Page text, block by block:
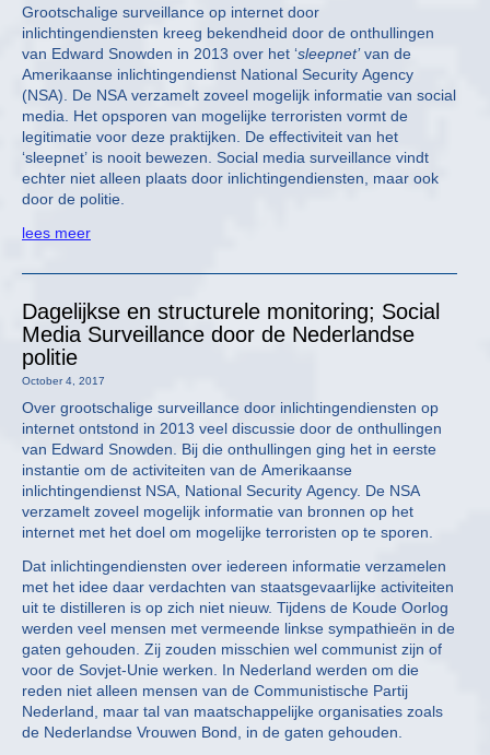
Grootschalige surveillance op internet door
inlichtingendiensten kreeg bekendheid door de onthullingen
van Edward Snowden in 2013 over het ‘sleepnet’van de
Amerikaanse inlichtingendienst National Security Agency
(NSA). De NSA verzamelt zoveel mogelijk informatie van social
media. Het opsporen van mogelijke terroristen vormt de
legitimatie voor deze praktijken. De effectiviteit van het
‘sleepnet’ is nooit bewezen. Social media surveillance vindt
echter niet alleen plaats door inlichtingendiensten, maar ook
door de politie.
lees meer
Dagelijkse en structurele monitoring; Social
Media Surveillance door de Nederlandse
politie
October 4, 2017
Over grootschalige surveillance door inlichtingendiensten op
internet ontstond in 2013 veel discussie door de onthullingen
van Edward Snowden. Bij die onthullingen ging het in eerste
instantie om de activiteiten van de Amerikaanse
inlichtingendienst NSA, National Security Agency. De NSA
verzamelt zoveel mogelijk informatie van bronnen op het
internet met het doel om mogelijke terroristen op te sporen.
Dat inlichtingendiensten over iedereen informatie verzamelen
met het idee daar verdachten van staatsgevaarlijke activiteiten
uit te distilleren is op zich niet nieuw. Tijdens de Koude Oorlog
werden veel mensen met vermeende linkse sympathieën in de
gaten gehouden. Zij zouden misschien wel communist zijn of
voor de Sovjet-Unie werken. In Nederland werden om die
reden niet alleen mensen van de Communistische Partij
Nederland, maar tal van maatschappelijke organisaties zoals
de Nederlandse Vrouwen Bond, in de gaten gehouden.